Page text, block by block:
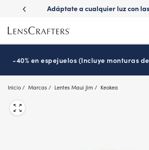
main
content
con
Adáptate a cualquier luz con
-40% en espejuelos (Incluye monturas
Inicio Marcas Lentes Maui Jim Keokea